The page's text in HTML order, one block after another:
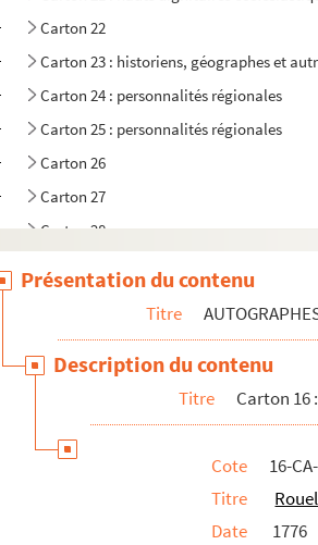
Carton 22
Carton 23 : historiens, géographes et
Carton 24 : personnalités régionales
Carton 25 : personnalités régionales
Carton 26
Carton 27
Carton 28
PAPIERS DE LA FAMILLE DE FLAVIGNY
PAPIERS NON PORTÉS AU CATALOGUE
Présentation du contenu
Titre
Description du contenu
Titre Carton 16
Cote
16-
Titre
Date
1776